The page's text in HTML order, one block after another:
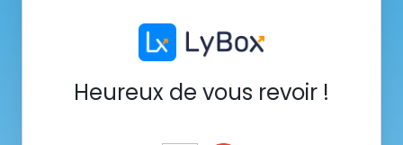
Heureux de vous revoir !